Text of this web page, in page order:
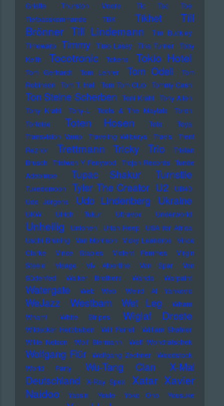
Gristle
Thurston Moore
Tic Tac Toe
Tiefbasskommando TBK
Tikhet
Till
Brönner Till Lindemann
Tim Buckley
Timewarp Timmy Timo Lassy Tina Turner Toby
Keith
Tocotronic Tokens Tokio Hotel
Tom Gerhardt Tom Lehrer Tom Odell
Tom
Robinson Tom T. Hall Tom Tom Club Tommy Cash
Ton Steine Scherben Toni Krahl Tony Allen
Tony Krahl
Tony-L Toots & The Maytals
Torch
Tortoise
Toten Hosen Toto
Toya
Transvision Vamp
Traveling Wilburys Travis
Trent
Reznor
Trettmann Tricky Trio
Tristan
Brusch Tristwch Y Fenywod Trojan Records Tunde
Adebimpe
Tupac Shakur Turnstile
Tuxedomoon Tyler The Creator U2
UB40
Udo Jürgens
Udo Lindenberg Ukraine
UKW Ulrich Tukur Ultravox Underworld
Unheilig Unionen Uriah Heep
USA for Africa
Uschi Brüning Van Morrison Vicky Leandros Vince
Clarke
Vince Staples Violent Femmes
Virgin
Steele
Visage Viv Albertine Von Spar
Von
Südenfed
Walker Brothers Wanda Warpaint
Watergate Web Web Weird Al Yankovic
WeJazz Westbam Wet Leg
Wham
Wham!
White Stripes Wiglaf Droste
Wildecker Herzbuben Will Ferrell
William Shatner
Willie Nelson
Wolf Biermann Wolf Wondratschek
Wolfgang Flür Wolfgang Zechner
Woodstock
World Party
Wu-Tang Clan
X-Mal
Deutschland
X-Ray Spex Xatar Xavier
Naidoo
Yassin Yeule Yoko Ono
Yousuke